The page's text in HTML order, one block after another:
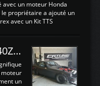
sur le
fois
les ...
un moteur Honda
le propriétaire a ajouté un
avec un Kit TTS
de son moteur:
ajouté. 300Cv sans
équipée d'un Hondata
bande pour le réglage
d'un
Préparation Nissan 240Z SR20DET
moteur
un